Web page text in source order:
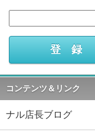
コンテンツ＆リンク
ナル店長ブログ